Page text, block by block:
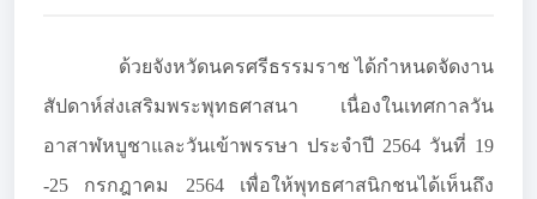
ด้วยจังหวัดนครศรีธรรมราช ได้กำหนดจัดงาน
สัปดาห์ส่งเสริมพระพุทธศาสนา เนื่องในเทศกาลวัน
อาสาฬหบูชาและวันเข้าพรรษา ประจำปี 2564 วันที่ 19
-25 กรกฎาคม 2564 เพื่อให้พุทธศาสนิกชนได้เห็นถึง